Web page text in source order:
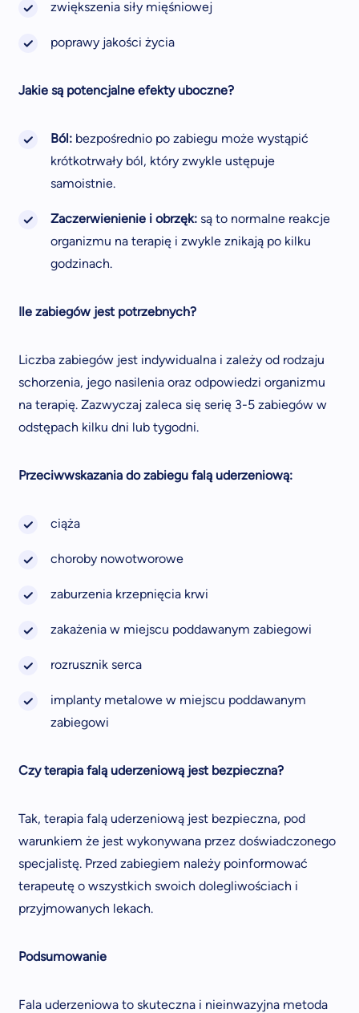
zwiększenia siły mięśniowej
poprawy jakości życia
Jakie są potencjalne efekty uboczne?
Ból:bezpośrednio po zabiegu może wystąpić
krótkotrwały ból, który zwykle ustępuje
samoistnie.
Zaczerwienienie i obrzęk:są to normalne reakcje
organizmu na terapię i zwykle znikają po kilku
godzinach.
Ile zabiegów jest potrzebnych?
Liczba zabiegów jest indywidualna i zależy od rodzaju
schorzenia, jego nasilenia oraz odpowiedzi organizmu
na terapię. Zazwyczaj zaleca się serię 3-5 zabiegów w
odstępach kilku dni lub tygodni.
Przeciwwskazania do zabiegu falą uderzeniową:
ciąża
choroby nowotworowe
zaburzenia krzepnięcia krwi
zakażenia w miejscu poddawanym zabiegowi
rozrusznik serca
implanty metalowe w miejscu poddawanym
zabiegowi
Czy terapia falą uderzeniową jest bezpieczna?
Tak, terapia falą uderzeniową jest bezpieczna, pod
warunkiem że jest wykonywana przez doświadczonego
specjalistę. Przed zabiegiem należy poinformować
terapeutę o wszystkich swoich dolegliwościach i
przyjmowanych lekach.
Podsumowanie
Fala uderzeniowa to skuteczna i nieinwazyjna metoda